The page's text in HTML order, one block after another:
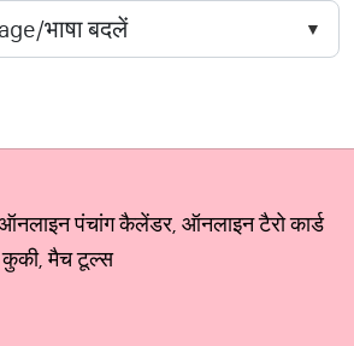
पंचांग कैलेंडर, ऑनलाइन टैरो कार्ड
कुकी, मैच टूल्स